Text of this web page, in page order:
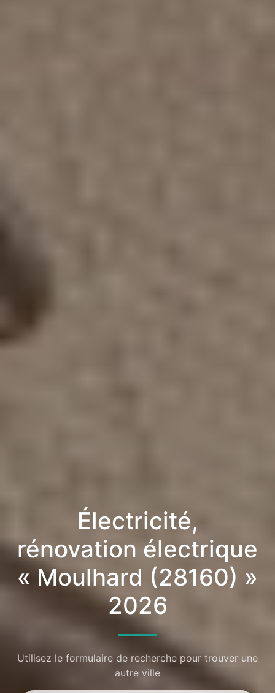
Électricité,
rénovation électrique
« Moulhard (28160) »
2026
Utilisez le formulaire de recherche pour trouver une
autre ville